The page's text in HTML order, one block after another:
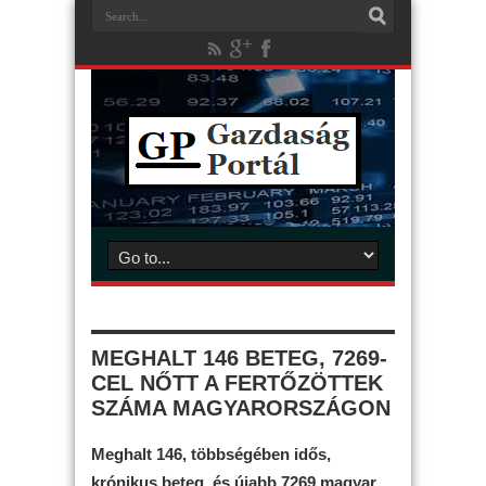
MEGHALT 146 BETEG, 7269-
CEL NŐTT A FERTŐZÖTTEK
SZÁMA MAGYARORSZÁGON
Meghalt 146, többségében idős,
krónikus beteg, és újabb 7269 magyar